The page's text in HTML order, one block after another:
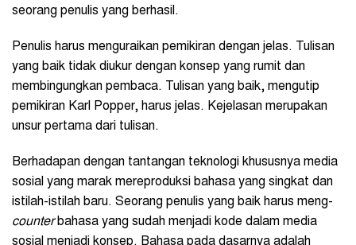
seorang penulis yang berhasil.
Penulis harus menguraikan pemikiran dengan jelas. Tulisan
yang baik tidak diukur dengan konsep yang rumit dan
membingungkan pembaca. Tulisan yang baik, mengutip
pemikiran Karl Popper, harus jelas. Kejelasan merupakan
unsur pertama dari tulisan.
Berhadapan dengan tantangan teknologi khususnya media
sosial yang marak mereproduksi bahasa yang singkat dan
istilah-istilah baru. Seorang penulis yang baik harus meng-
counterbahasa yang sudah menjadi kode dalam media
sosial menjadi konsep. Bahasa pada dasarnya adalah